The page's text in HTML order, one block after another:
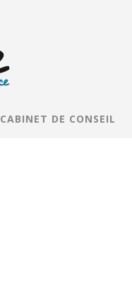
CABINET DE CONSEIL